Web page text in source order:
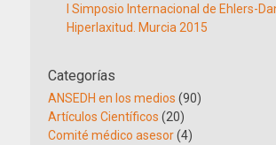
I Simposio Internacional de Ehlers-
Hiperlaxitud. Murcia 2015
Categorías
ANSEDH en los medios (90)
Artículos Científicos (20)
Comité médico asesor(4)